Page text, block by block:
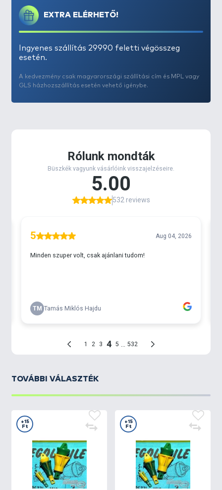
EXTRA ELÉRHETŐ!
Ingyenes szállítás 29990 feletti végösszeg
esetén.
A kedvezmény csak magyarországi szállítási cím és MPL vagy
GLS házhozszállítás esetén vehető igénybe.
TOVÁBBI VÁLASZTÉK
+15
Ft
+15
Ft